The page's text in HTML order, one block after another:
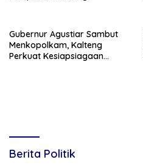
Gubernur Agustiar Sambut
Menkopolkam, Kalteng
Perkuat Kesiapsiagaan
Berita Politik